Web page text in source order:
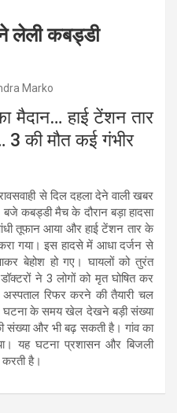
लेली कबड्डी
Marko
मैदान… हाई टेंशन तार
3 की मौत कई गंभीर
से दिल दहला देने वाली खबर
कबड्डी मैच के दौरान बड़ा हादसा
तूफान आया और हाई टेंशन तार के
गया। इस हादसे में आधा दर्जन से
बेहोश हो गए। घायलों को तुरंत
ने 3 लोगों को मृत घोषित कर
अस्पताल रिफर करने की तैयारी चल
घटना के समय खेल देखने बड़ी संख्या
संख्या और भी बढ़ सकती है। गांव का
यह घटना प्रशासन और बिजली
करती है।